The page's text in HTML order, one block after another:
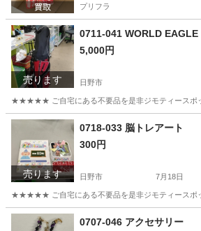
プリフラ
売ります
0711-041 WORLD EAGLE
5,000円
日野市
★★★★★ ご自宅にある不要品を是非ジモティースポッ
東京 日野市
売ります
0718-033 脳トレアート
300円
日野市 7月18日
★★★★★ ご自宅にある不要品を是非ジモティースポッ
東京 日野市 現地
0707-046 アクセサリー